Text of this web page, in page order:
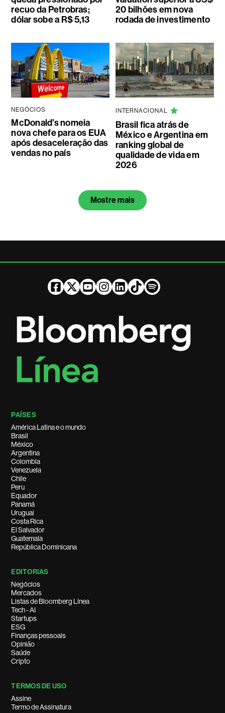
recuo da Petrobras;
dólar sobe a R$ 5,13
20 bilhões em nova
rodada de investimento
NEGÓCIOS
McDonald’s nomeia
nova chefe para os EUA
após desaceleração das
vendas no país
INTERNACIONAL
Brasil fica atrás de
México e Argentina em
ranking global de
qualidade de vida em
2026
Mostre mais
PAÍSES
América Latina e o mundo
Brasil
México
Argentina
Colombia
Venezuela
Chile
Peru
Equador
Panamá
Uruguai
Costa Rica
El Salvador
Guatemala
República Dominicana
EDITORIAS
Negócios
Mercados
Listas de Bloomberg Línea
Tech - AI
Startups
ESG
Finanças pessoais
Opinião
Saúde
Cripto
TERMOS DE USO
Assine
Termo de Assinatura